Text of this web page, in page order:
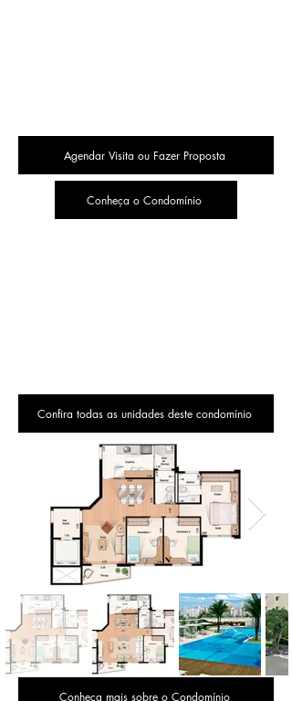
Agendar Visita ou Fazer Proposta
Conheça o Condomínio
Confira todas as unidades deste condomínio
Conheça mais sobre o Condomínio